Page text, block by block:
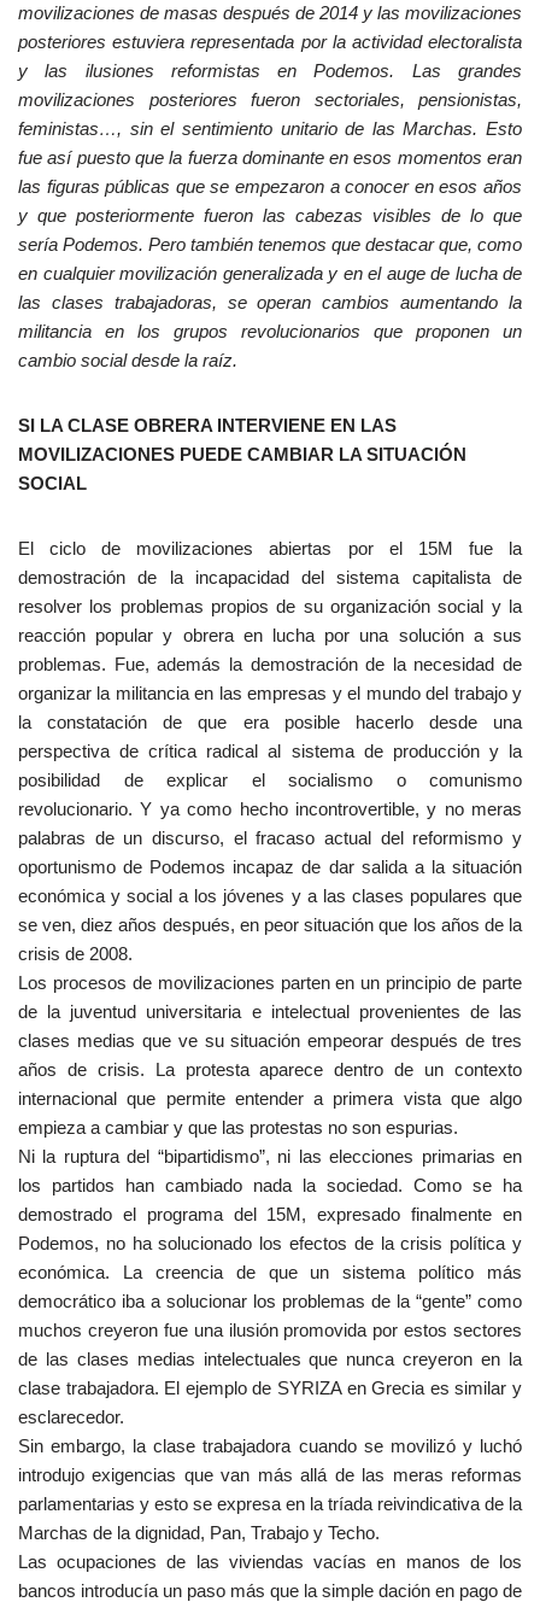
movilizaciones de masas después de 2014 y las movilizaciones
posteriores estuviera representada por la actividad electoralista
y las ilusiones reformistas en Podemos. Las grandes
movilizaciones posteriores fueron sectoriales, pensionistas,
feministas…, sin el sentimiento unitario de las Marchas. Esto
fue así puesto que la fuerza dominante en esos momentos eran
las figuras públicas que se empezaron a conocer en esos años
y que posteriormente fueron las cabezas visibles de lo que
sería Podemos. Pero también tenemos que destacar que, como
en cualquier movilización generalizada y en el auge de lucha de
las clases trabajadoras, se operan cambios aumentando la
militancia en los grupos revolucionarios que proponen un
cambio social desde la raíz.
SI LA CLASE OBRERA INTERVIENE EN LAS
MOVILIZACIONES PUEDE CAMBIAR LA SITUACIÓN
SOCIAL
El ciclo de movilizaciones abiertas por el 15M fue la
demostración de la incapacidad del sistema capitalista de
resolver los problemas propios de su organización social y la
reacción popular y obrera en lucha por una solución a sus
problemas. Fue, además la demostración de la necesidad de
organizar la militancia en las empresas y el mundo del trabajo y
la constatación de que era posible hacerlo desde una
perspectiva de crítica radical al sistema de producción y la
posibilidad de explicar el socialismo o comunismo
revolucionario. Y ya como hecho incontrovertible, y no meras
palabras de un discurso, el fracaso actual del reformismo y
oportunismo de Podemos incapaz de dar salida a la situación
económica y social a los jóvenes y a las clases populares que
se ven, diez años después, en peor situación que los años de la
crisis de 2008.
Los procesos de movilizaciones parten en un principio de parte
de la juventud universitaria e intelectual provenientes de las
clases medias que ve su situación empeorar después de tres
años de crisis. La protesta aparece dentro de un contexto
internacional que permite entender a primera vista que algo
empieza a cambiar y que las protestas no son espurias.
Ni la ruptura del “bipartidismo”, ni las elecciones primarias en
los partidos han cambiado nada la sociedad. Como se ha
demostrado el programa del 15M, expresado finalmente en
Podemos, no ha solucionado los efectos de la crisis política y
económica. La creencia de que un sistema político más
democrático iba a solucionar los problemas de la “gente” como
muchos creyeron fue una ilusión promovida por estos sectores
de las clases medias intelectuales que nunca creyeron en la
clase trabajadora. El ejemplo de SYRIZA en Grecia es similar y
esclarecedor.
Sin embargo, la clase trabajadora cuando se movilizó y luchó
introdujo exigencias que van más allá de las meras reformas
parlamentarias y esto se expresa en la tríada reivindicativa de la
Marchas de la dignidad, Pan, Trabajo y Techo.
Las ocupaciones de las viviendas vacías en manos de los
bancos introducía un paso más que la simple dación en pago de